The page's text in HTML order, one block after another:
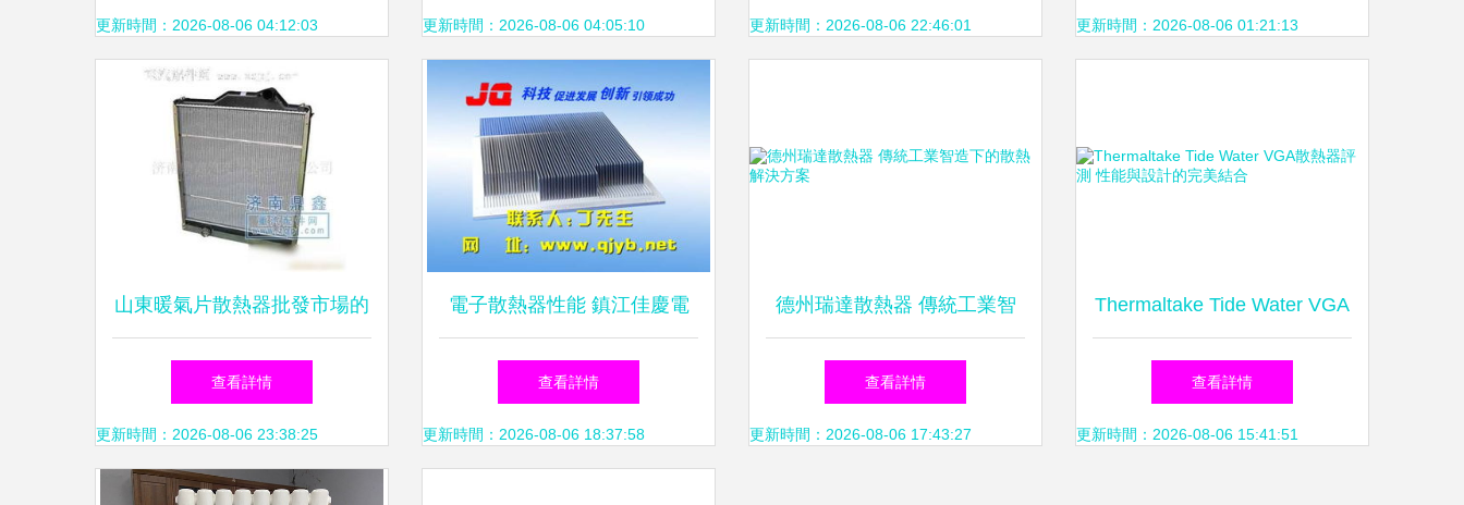
更新時間：2026-08-06 04:12:03 選擇
更新時間：2026-08-06 04:05:10 更新時間：2026-08-06 22:46:01 與價格
更新時間：2026-08-06 01:21:13
山東暖氣片散熱器批發市場的
優勢與廠家選擇指南
查看詳情
更新時間：2026-08-06 23:38:25
電子散熱器性能 鎮江佳慶電
子 太原電子散熱器
查看詳情
更新時間：2026-08-06 18:37:58
德州瑞達散熱器 傳統工業智
造下的散熱解決方案
查看詳情
更新時間：2026-08-06 17:43:27
Thermaltake Tide Water VGA
散熱器評測 性能與設計的完
美結合
查看詳情
更新時間：2026-08-06 15:41:51